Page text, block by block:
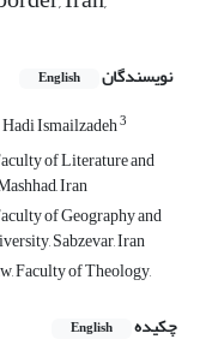
نویسندگان English
Hadi Ismailzadeh3
of Literature and
Iran
of Geography and
Sabzevar, Iran
Faculty of Theology,
چکیده
English